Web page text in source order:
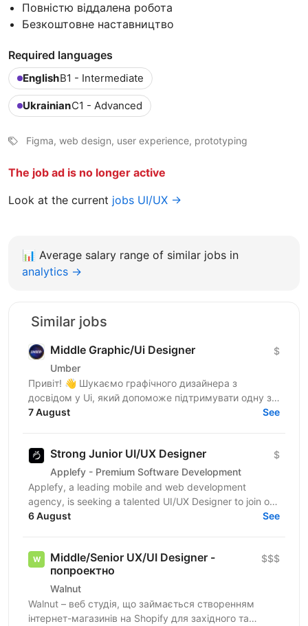
Повністю віддалена робота
Безкоштовне наставництво
Required languages
EnglishB1 - Intermediate
UkrainianC1 - Advanced
Figma, web design, user experience, prototyping
The job ad is no longer active
Look at the current jobs UI/UX →
📊 Average salary range of similar jobs in
analytics →
Similar jobs
Middle Graphic/Ui Designer
Umber
$
Привіт! 👋 Шукаємо графічного дизайнера з
досвідом у Ui, який допоможе підтримувати одну з
найбільших фінансових медіаплатформ США (у стилі
7 August See
Strong Junior UI/UX Designer
Applefy - Premium Software Development
$
Applefy, a leading mobile and web development
agency, is seeking a talented UI/UX Designer to join our
6 August See
Middle/Senior UX/UI Designer -
попроектно
Walnut
$$$
Walnut – веб студія, що займається створенням
інтернет-магазинів на Shopify для західного та